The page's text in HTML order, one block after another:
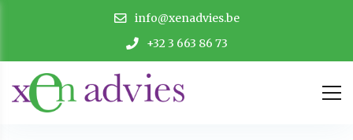
info@xenadvies.be
+32 3 663 86 73